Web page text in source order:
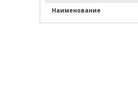
Наименование